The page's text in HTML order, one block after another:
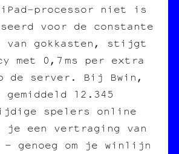
iPad‑processor niet is
voor de constante
van gokkasten, stijgt
met 0,7 ms per extra
de server. Bij Bwin,
gemiddeld 12.345
spelers online
een vertraging van
– genoeg om je winlijn